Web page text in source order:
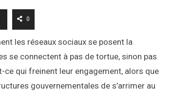
0
les réseaux sociaux se posent la
se connectent à pas de tortue, sinon pas
ce qui freinent leur engagement, alors que
gouvernementales de s’arrimer au